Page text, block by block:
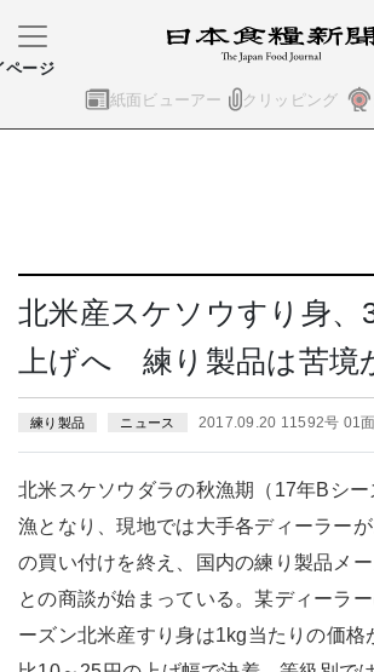
紙面ビューアー クリッピング
ページ
北米産スケソウすり身、
上げへ 練り製品は苦境
練り製品 ニュース 2017.09.20 11592号 01面
北米スケソウダラの秋漁期（17年Bシ
漁となり、現地では大手各ディーラー
の買い付けを終え、国内の練り製品メ
との商談が始まっている。某ディーラ
ーズン北米産すり身は1kg当たりの価格